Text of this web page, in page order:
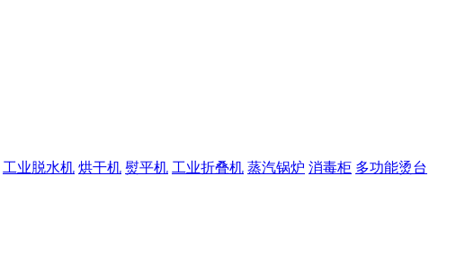
工业脱水机 烘干机 熨平机 工业折叠机 蒸汽锅炉 消毒柜 多功能烫台